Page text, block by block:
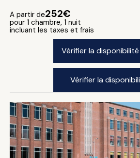
A partir de252€
pour 1 chambre, 1 nuit
incluant les taxes et frais
Vérifier la
Vérifier la